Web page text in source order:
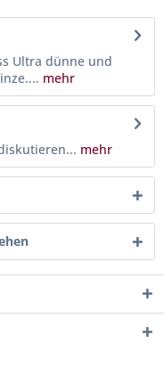
Ultra dünne und
mehr
mehr